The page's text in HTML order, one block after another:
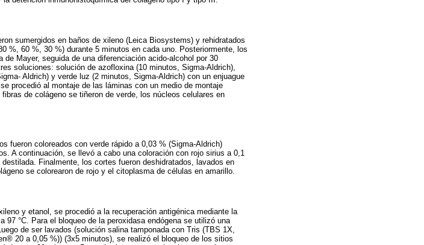
sumergidos en baños de xileno (Leica Biosystems) y rehidratados
%, 60 %, 30 %) durante 5 minutos en cada uno. Posteriormente, los
Mayer, seguida de una diferenciación acido-alcohol por 30
soluciones: solución de azofloxina (10 minutos, Sigma-Aldrich),
Aldrich) y verde luz (2 minutos, Sigma-Aldrich) con un enjuague
procedió al montaje de las láminas con un medio de montaje
de colágeno se tiñeron de verde, los núcleos celulares en
fueron coloreados con verde rápido a 0,03 % (Sigma-Aldrich)
A continuación, se llevó a cabo una coloración con rojo sirius a 0,1
Finalmente, los cortes fueron deshidratados, lavados en
se colorearon de rojo y el citoplasma de células en amarillo.
y etanol, se procedió a la recuperación antigénica mediante la
°C. Para el bloqueo de la peroxidasa endógena se utilizó una
de ser lavados (solución salina tamponada con Tris (TBS 1X,
20 a 0,05 %)) (3x5 minutos), se realizó el bloqueo de los sitios